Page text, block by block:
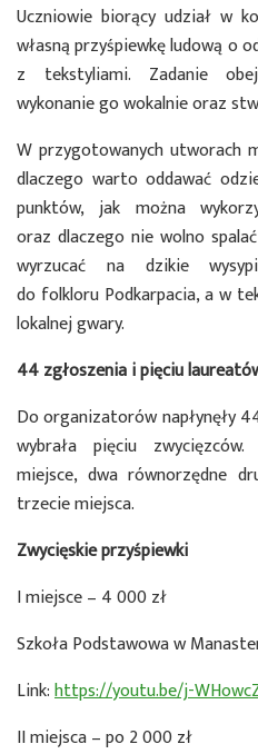
Uczniowie biorący udział w
własną przyśpiewkę ludową o
z tekstyliami. Zadanie
wykonanie go wokalnie oraz
W przygotowanych utworach
dlaczego warto oddawać
punktów, jak można
oraz dlaczego nie wolno
wyrzucać na dzikie
do folkloru Podkarpacia, a w
lokalnej gwary.
44 zgłoszenia i pięciu
Do organizatorów napłynęły
wybrała pięciu
miejsce, dwa równorzędne
trzecie miejsca.
Zwycięskie przyśpiewki
I miejsce – 4 000 zł
Szkoła Podstawowa w
Link:https://youtu.be/j-
II miejsca – po 2 000 zł